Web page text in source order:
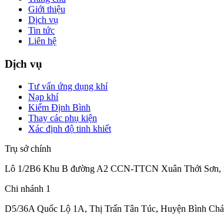
Giới thiệu
Dịch vụ
Tin tức
Liên hệ
Dịch vụ
Tư vấn ứng dụng khí
Nạp khí
Kiểm Định Bình
Thay các phụ kiện
Xác định độ tinh khiết
Trụ sở chính
Lô 1/2B6 Khu B đường A2 CCN-TTCN Xuân Thới
Chi nhánh 1
D5/36A Quốc Lộ 1A, Thị Trấn Tân Túc, Huyện Bình